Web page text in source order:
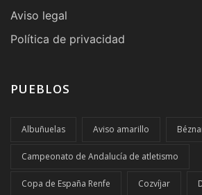
Aviso legal
Política de privacidad
PUEBLOS
Albuñuelas Aviso amarillo
Campeonato de Andalucía de atletismo
Copa de España Renfe Cozvíjar